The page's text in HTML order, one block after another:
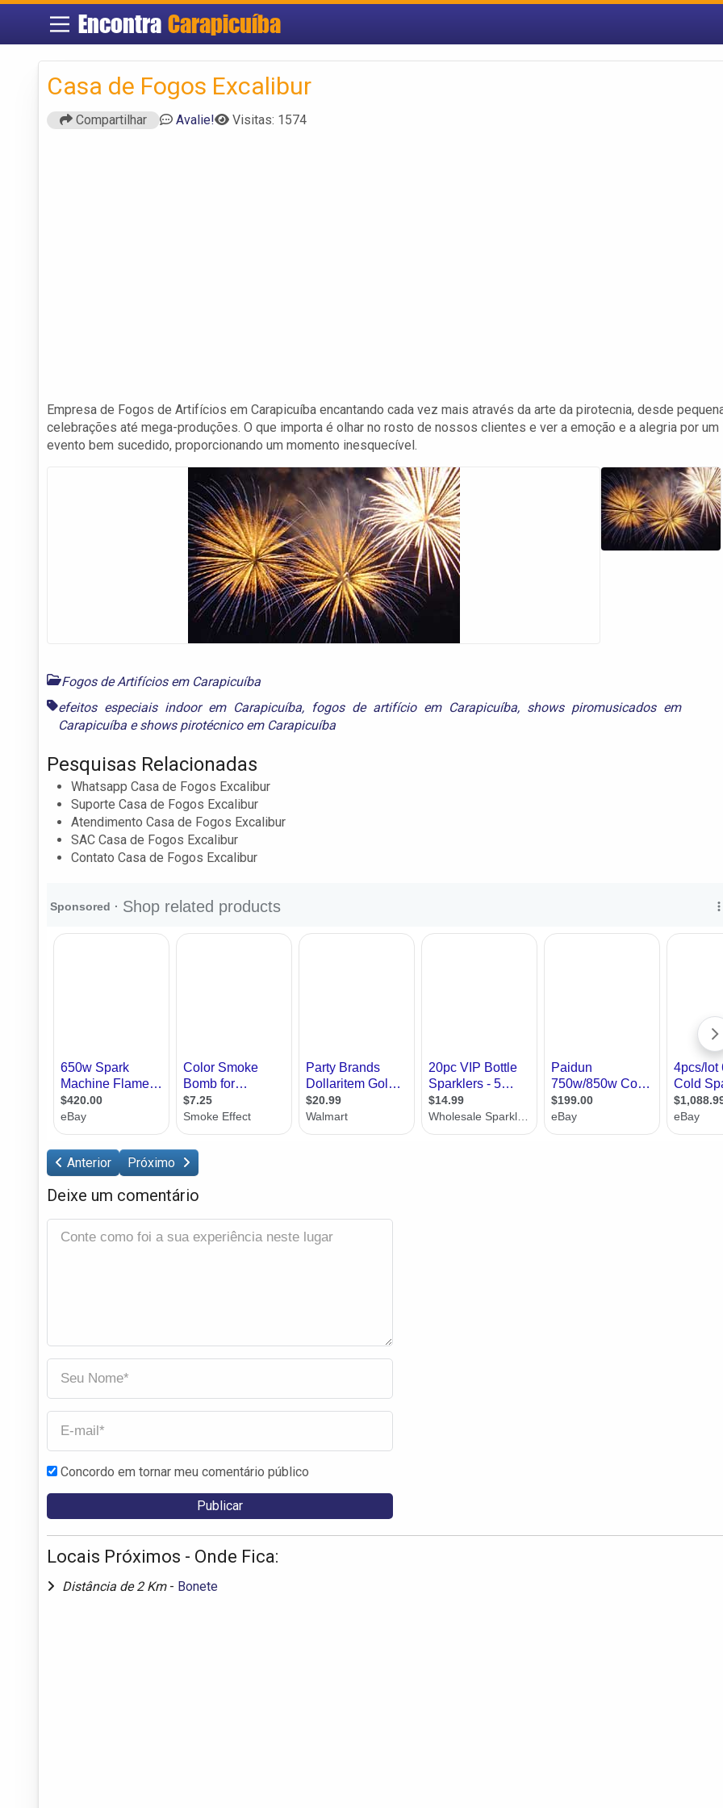
EncontraCarapicuíba
Casa de Fogos Excalibur
Compartilhar Avalie! Visitas: 1574
Empresa de Fogos de Artifícios em Carapicuíba encantando cada vez mais através da arte da pirotecnia, desde
celebrações até mega-produções. O que importa é olhar no rosto de nossos clientes e ver a emoção e a alegria por um
evento bem sucedido, proporcionando um momento inesquecível.
Fogos de Artifícios em Carapicuíba
efeitos especiais indoor em Carapicuíba, fogos de artifício em Carapicuíba, shows piromusicados em
Carapicuíba eshows pirotécnico em Carapicuíba
Pesquisas Relacionadas
Whatsapp Casa de Fogos Excalibur
Suporte Casa de Fogos Excalibur
Atendimento Casa de Fogos Excalibur
SAC Casa de Fogos Excalibur
Contato Casa de Fogos Excalibur
Anterior Próximo
Deixe um comentário
Concordo em tornar meu comentário público
Locais Próximos - Onde Fica:
Distância de 2 Km - Bonete